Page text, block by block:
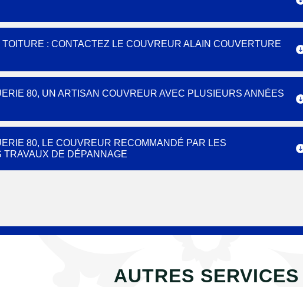
: CONTACTEZ LE COUVREUR ALAIN COUVERTURE
80, UN ARTISAN COUVREUR AVEC PLUSIEURS ANNÉES
80, LE COUVREUR RECOMMANDÉ PAR LES
TRAVAUX DE DÉPANNAGE
AUTRES SERVICES